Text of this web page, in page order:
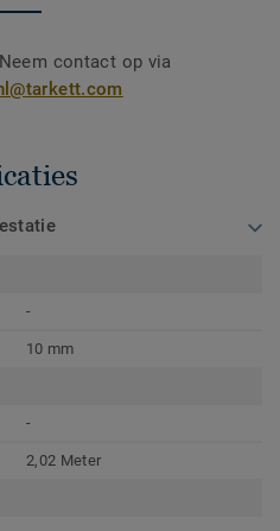
contact op via
-
10 mm
-
2,02 Meter